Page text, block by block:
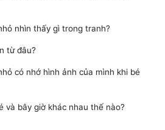
nhìn thấy gì trong tranh?
từ đâu?
có nhớ hình ảnh của mình khi bé
và bây giờ khác nhau thế nào?